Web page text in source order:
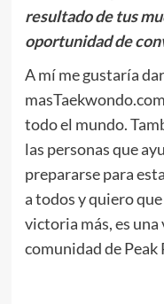
resultado de tus
oportunidad de
A mí me gustaría
todo el mundo.
las personas que
prepararse para
a todos y quiero
victoria más, es
comunidad de Peak